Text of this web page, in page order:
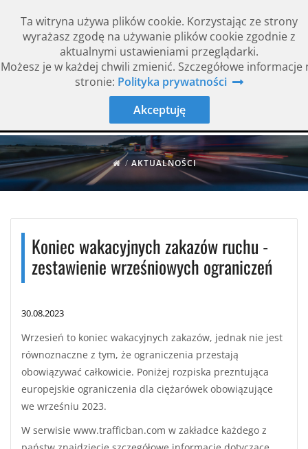
Rok założenia 1994 ISO 9001
/AKTUALNOŚCI
Koniec wakacyjnych zakazów ruchu -
zestawienie wrześniowych ograniczeń
30.08.2023
Wrzesień to koniec wakacyjnych zakazów, jednak nie jest
równoznaczne z tym, że ograniczenia przestają
obowiązywać całkowicie. Poniżej rozpiska prezntująca
europejskie ograniczenia dla ciężarówek obowiązujące
we wrześniu 2023.
W serwisie www.trafficban.com w zakładce każdego z
Ta witryna używa plików cookie. Korzystając ze strony
wyrażasz zgodę na używanie plików cookie zgodnie z
aktualnymi ustawieniami przeglądarki.
Możesz je w każdej chwili zmienić. Szczegółowe informacje
stronie: Polityka prywatności
Akceptuję